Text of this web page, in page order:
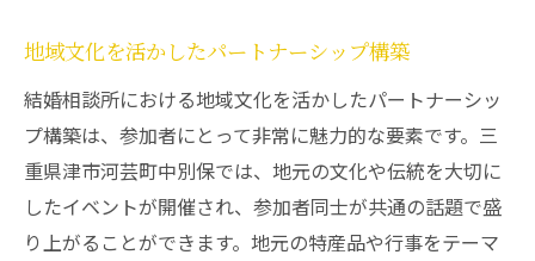
地域文化を活かしたパートナーシップ構築
結婚相談所における地域文化を活かしたパートナーシッ
プ構築は、参加者にとって非常に魅力的な要素です。三
重県津市河芸町中別保では、地元の文化や伝統を大切に
したイベントが開催され、参加者同士が共通の話題で盛
り上がることができます。地元の特産品や行事をテーマ